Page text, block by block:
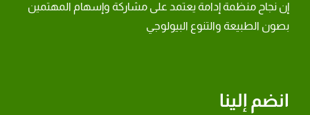
انضم إلينا
إن نجاح منظمة إدامة يعتمد على مشاركة وإسهام المهتمين
بصون الطبيعة والتنوع البيولوجي